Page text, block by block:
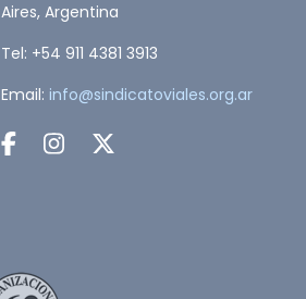
Aires, Argentina
Tel: +54 911 4381 3913
Email: info@sindicatoviales.org.ar